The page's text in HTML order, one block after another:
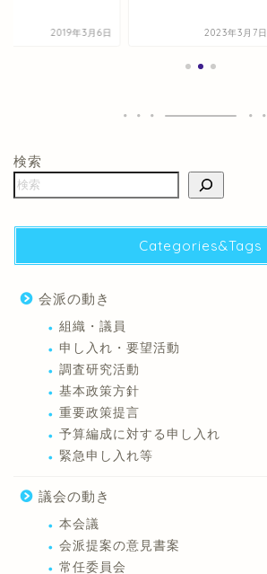
2019年3月6日 2023年3月7日
検索
Categories&Tags
会派の動き
組織・議員
申し入れ・要望活動
調査研究活動
基本政策方針
重要政策提言
予算編成に対する申し入れ
緊急申し入れ等
議会の動き
本会議
会派提案の意見書案
常任委員会